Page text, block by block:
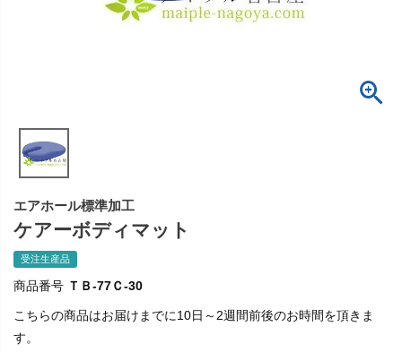
エアホール標準加工
ケアーボディマット
受注生産品
商品番号 ＴＢ-77Ｃ-30
こちらの商品はお届けまでに10日～2週間前後のお時間を頂きま
す。